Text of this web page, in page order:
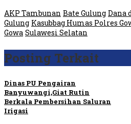
AKP Tambunan Bate Gulung Dana
Gulung Kasubbag Humas Polres
Gowa Sulawesi Selatan
Posting Terkait
Dinas PU Pengairan
Banyuwangi,Giat Rutin
Berkala Pembersihan Saluran
Irigasi